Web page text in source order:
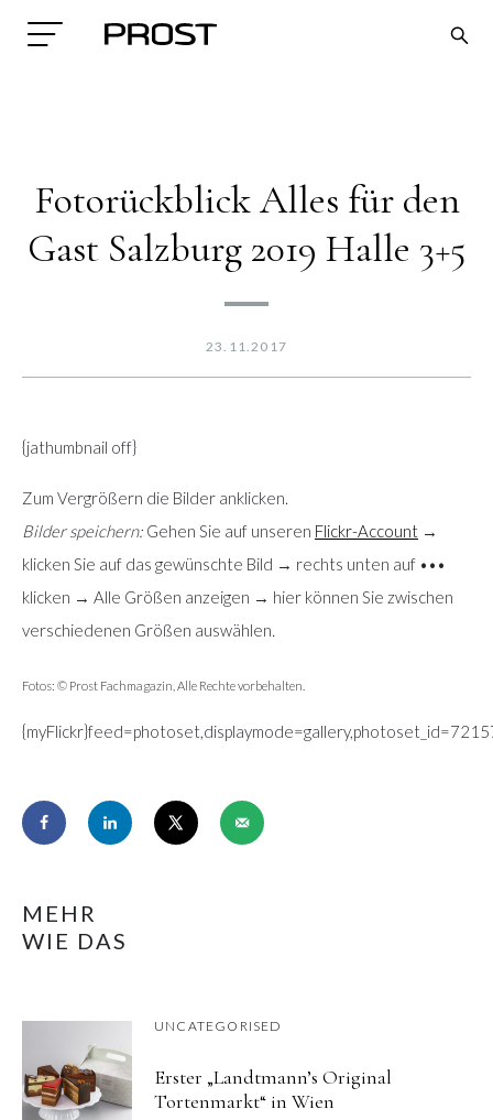
Fotorückblick Alles für den
Gast Salzburg 2019 Halle 3+5
23.11.2017
{jathumbnail off}
Zum Vergrößern die Bilder anklicken.
Bilder speichern: Gehen Sie auf unseren Flickr-Account →
klicken Sie auf das gewünschte Bild → rechts unten auf •••
klicken → Alle Größen anzeigen → hier können Sie zwischen
verschiedenen Größen auswählen.
Fotos: © Prost Fachmagazin, Alle Rechte vorbehalten.
MEHR
WIE DAS
UNCATEGORISED
Erster „Landtmann’s Original
Tortenmarkt“ in Wien